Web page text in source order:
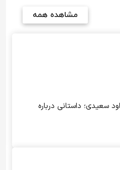
مشاهده همه
سعیدی؛ داستانی درباره